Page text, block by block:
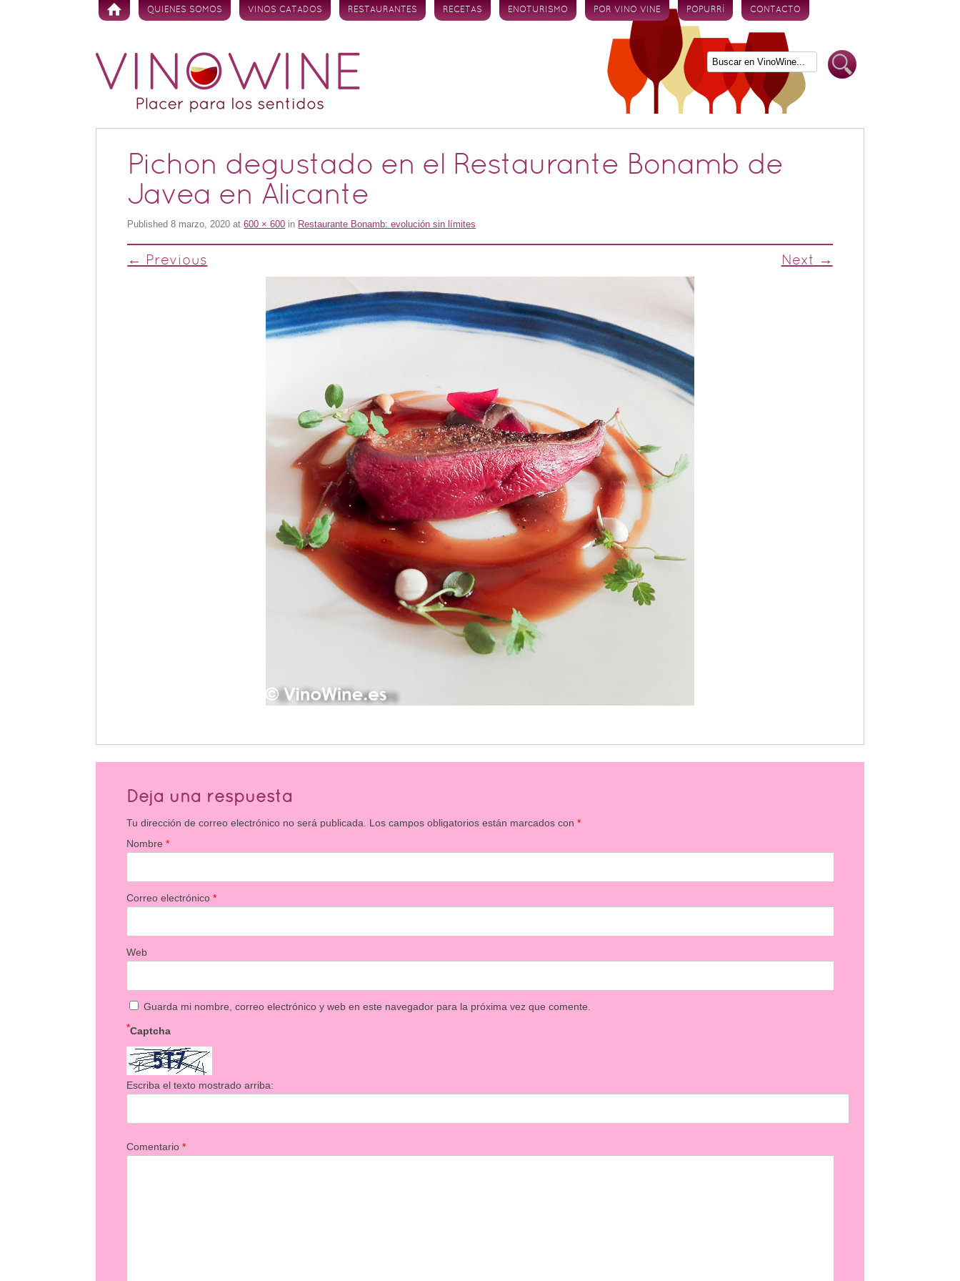
Skip to content
QUIENES SOMOS VINOS CATADOS RESTAURANTES RECETAS ENOTURISMO POR VINO VINE POPURRÍ CONTACTO
Pichon degustado en el Restaurante Bonamb de
Javea en Alicante
Published8 marzo, 2020 at600 × 600 in Restaurante Bonamb: evolución sin límites
← Previous Next →
Deja una respuesta
Tu dirección de correo electrónico no será publicada. Los campos obligatorios están marcados con*
Nombre*
Correo electrónico*
Web
Guarda mi nombre, correo electrónico y web en este navegador para la próxima vez que comente.
Captcha
*
Escriba el texto mostrado arriba:
Comentario*